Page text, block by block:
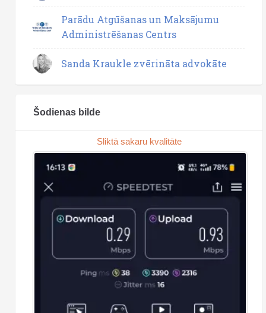
Parādu Atgūšanas un Maksājumu
Administrēšanas Centrs
Sanda Kraukle zvērināta advokāte
Šodienas bilde
Sliktā sakaru kvalitāte